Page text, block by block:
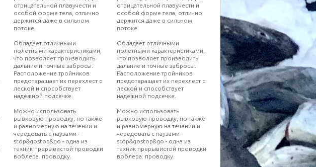
отрицательной плавучести и
особой форме тела, отлично
держится даже в сильном
потоке.
Обладает отличными
полетными характеристиками,
что позволяет производить
дальние и точные забросы.
Расположение тройников
предотвращает их перехлест с
леской и способствует
надежной подсечке.
Можно использовать
рывковую проводку, но также
и равномерную на течении и
чередовать с паузами -
stop&gostop&go - одна из
техник прерывистой проводки
воблера. проводку.
отрицательной плавучести и
особой форме тела, отлично
держится даже в сильном
потоке.
Обладает отличными
полетными характеристиками,
что позволяет производить
дальние и точные забросы.
Расположение тройников
предотвращает их перехлест с
леской и способствует
надежной подсечке.
Можно использовать
рывковую проводку, но также
и равномерную на течении и
чередовать с паузами -
stop&gostop&go - одна из
техник прерывистой проводки
воблера. проводку.